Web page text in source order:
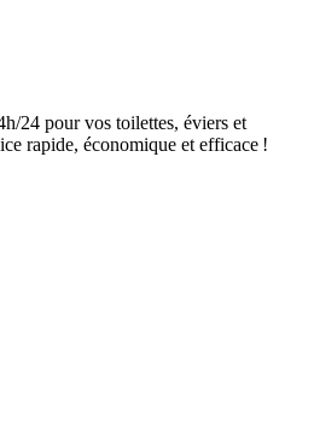
24 pour vos toilettes, éviers et
rapide, économique et efficace !